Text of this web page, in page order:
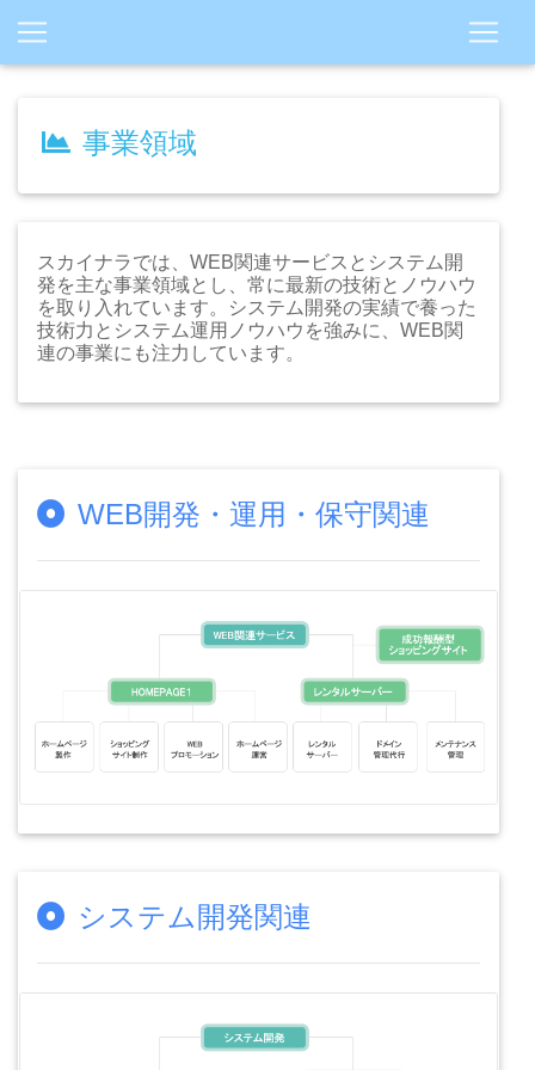
事業領域
スカイナラでは、WEB関連サービスとシステム開
発を主な事業領域とし、常に最新の技術とノウハウ
を取り入れています。システム開発の実績で養った
技術力とシステム運用ノウハウを強みに、WEB関
連の事業にも注力しています。
WEB開発・運用・保守関連
システム開発関連